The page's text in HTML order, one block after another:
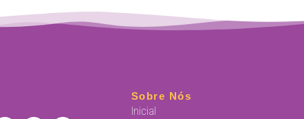
Sobre Nós
Inicial